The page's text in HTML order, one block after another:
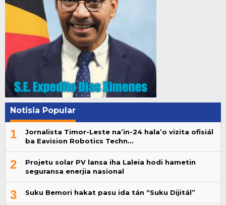
Notisia Popular
1
Jornalista Timor-Leste na’in-24 hala’o vizita ofisiál
ba Eavision Robotics Techn…
2
Projetu solar PV lansa iha Laleia hodi hametin
seguransa enerjia nasional
3 Suku Bemori hakat pasu ida tán “Suku Dijitál”